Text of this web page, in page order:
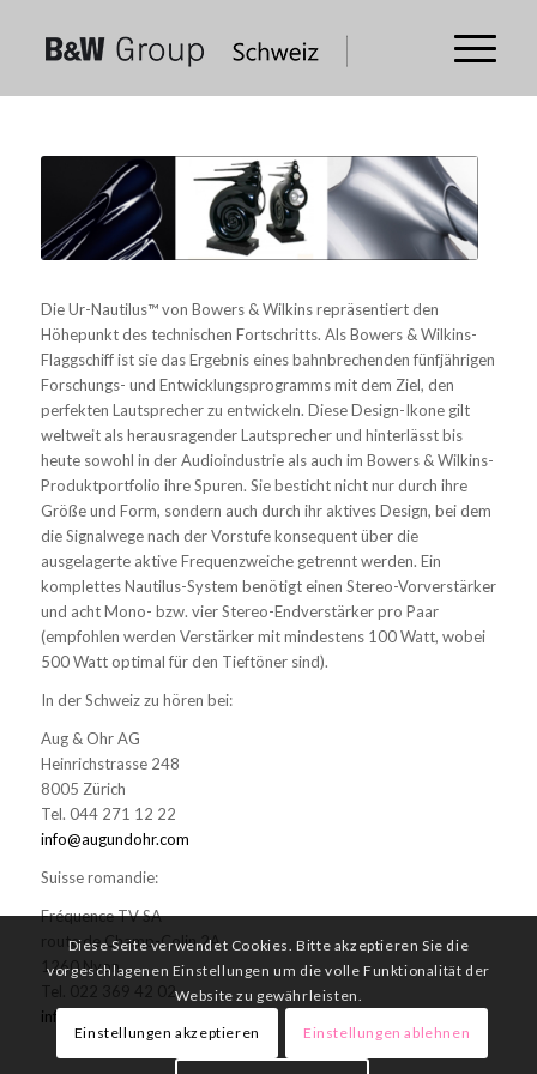
Die Ur-Nautilus™ von Bowers & Wilkins repräsentiert den
Höhepunkt des technischen Fortschritts. Als Bowers & Wilkins-
Flaggschiff ist sie das Ergebnis eines bahnbrechenden fünfjährigen
Forschungs- und Entwicklungsprogramms mit dem Ziel, den
perfekten Lautsprecher zu entwickeln. Diese Design-Ikone gilt
weltweit als herausragender Lautsprecher und hinterlässt bis
heute sowohl in der Audioindustrie als auch im Bowers & Wilkins-
Produktportfolio ihre Spuren. Sie besticht nicht nur durch ihre
Größe und Form, sondern auch durch ihr aktives Design, bei dem
die Signalwege nach der Vorstufe konsequent über die
ausgelagerte aktive Frequenzweiche getrennt werden. Ein
komplettes Nautilus-System benötigt einen Stereo-Vorverstärker
und acht Mono- bzw. vier Stereo-Endverstärker pro Paar
(empfohlen werden Verstärker mit mindestens 100 Watt, wobei
500 Watt optimal für den Tieftöner sind).
In der Schweiz zu hören bei:
Aug & Ohr AG
Heinrichstrasse 248
8005 Zürich
Tel. 044 271 12 22
info@augundohr.com
Suisse romandie:
Fréquence TV SA
route de Champ-Colin 2A
1260 Nyon
Tel. 022 369 42 02
info@frequence-tv.ch
Diese Seite verwendet Cookies. Bitte akzeptieren Sie die
vorgeschlagenen Einstellungen um die volle Funktionalität der
Website zu gewährleisten.
Einstellungen akzeptieren Einstellungen ablehnen